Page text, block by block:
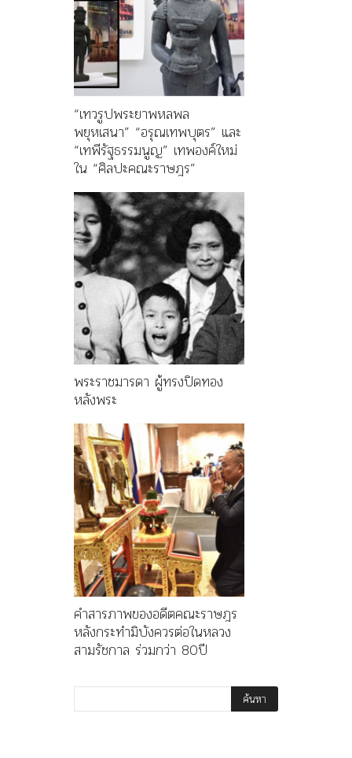
“เทวรูปพระยาพหลพล
พยุหเสนา” “อรุณเทพบุตร” และ
“เทพีรัฐธรรมนูญ” เทพองค์ใหม่
ใน “ศิลปะคณะราษฎร”
พระราชมารดา ผู้ทรงปิดทอง
หลังพระ
คำสารภาพของอดีตคณะราษฎร
หลังกระทำมิบังควรต่อในหลวง
สามรัชกาล ร่วมกว่า 80ปี